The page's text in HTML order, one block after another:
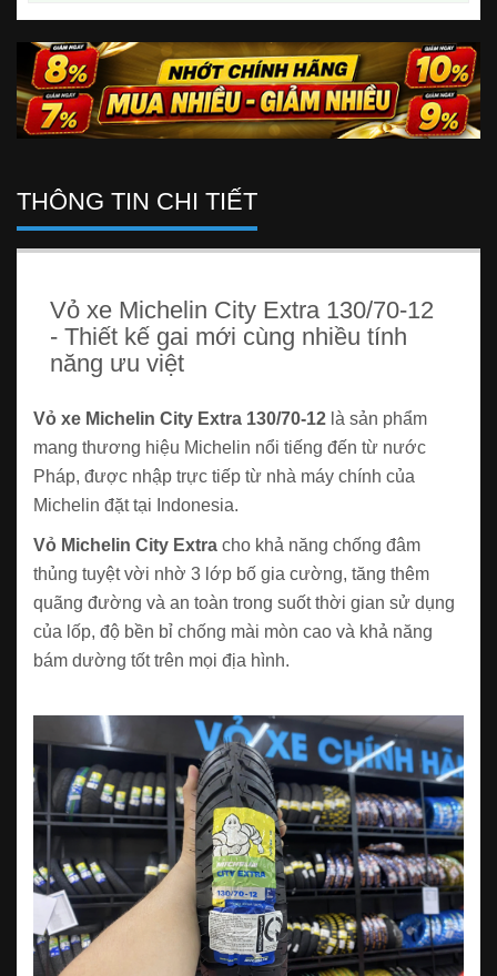
THÔNG TIN CHI TIẾT
Vỏ xe Michelin City Extra 130/70-12
- Thiết kế gai mới cùng nhiều tính
năng ưu việt
Vỏ xe Michelin City Extra 130/70-12 là sản phẩm
mang thương hiệu Michelin nổi tiếng đến từ nước
Pháp, được nhập trực tiếp từ nhà máy chính của
Michelin đặt tại Indonesia.
Vỏ Michelin City Extra cho khả năng chống đâm
thủng tuyệt vời nhờ 3 lớp bố gia cường, tăng thêm
quãng đường và an toàn trong suốt thời gian sử dụng
của lốp, độ bền bỉ chống mài mòn cao và khả năng
bám dường tốt trên mọi địa hình.